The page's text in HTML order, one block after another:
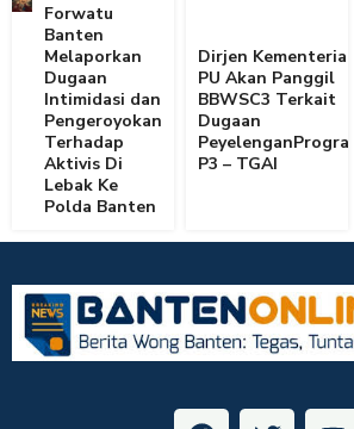
Forwatu
Banten
Melaporkan
Dugaan
Intimidasi dan
Pengeroyokan
Terhadap
Aktivis Di
Lebak Ke
Polda Banten
Dirjen Kementerian
PU Akan Panggil
BBWSC3 Terkait
Dugaan
PeyelenganProgram
P3 – TGAI